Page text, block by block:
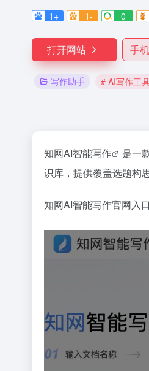
1+
1- 0
打开网站 手
写作助手 # AI写作工
知网AI智能写作 是一
识库，提供覆盖选题构
知网AI智能写作官网入